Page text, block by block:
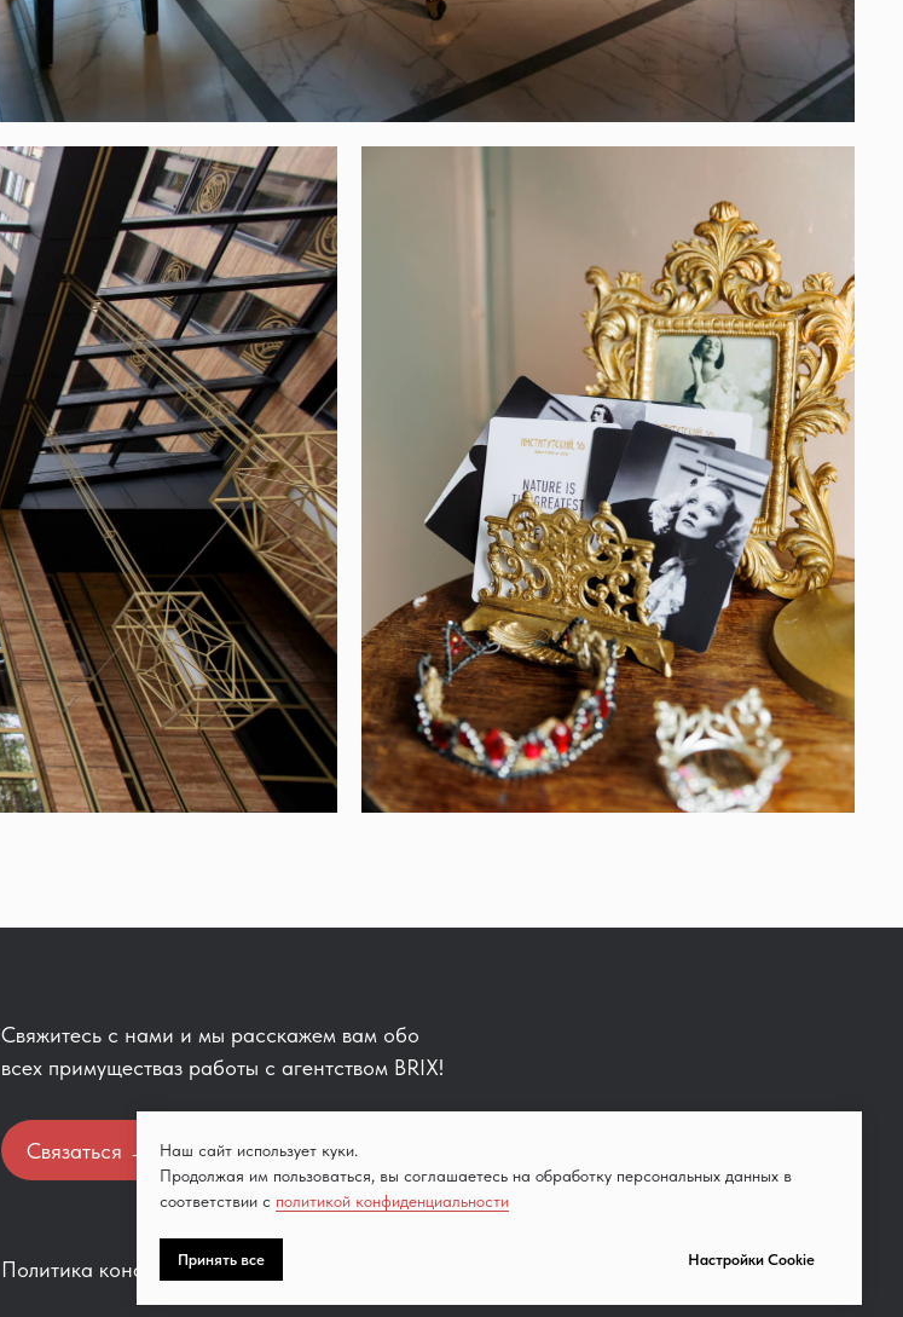
Связаться →
Свяжитесь с нами и мы расскажем вам обо
всех примуществаз работы с агентством BRIX!
Политика конфиденциальности Разработчик сайта
Наш сайт использует куки.
Продолжая им пользоваться, вы соглашаетесь на обработку персональных данных в
соответствии с политикой конфиденциальности
Принять все Настройки Cookie